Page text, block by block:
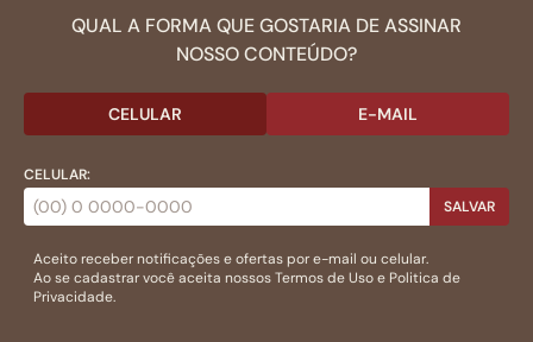
QUAL A FORMA QUE GOSTARIA DE ASSINAR
NOSSO CONTEÚDO?
CELULAR E-MAIL
CELULAR:
SALVAR
Aceito receber notificações e ofertas por e-mail ou celular.
Ao se cadastrar você aceita nossosTermos de Usoe Politica de
Privacidade.